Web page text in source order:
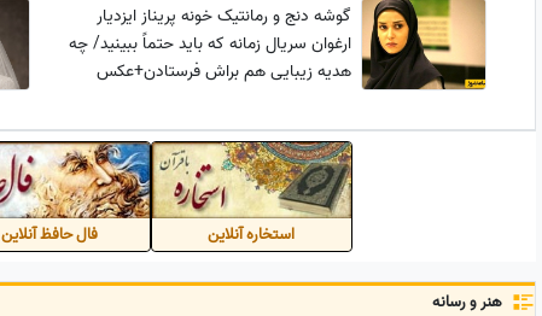
گوشه دنج و رمانتیک خونه پریناز ایزدیار
ارغوان سریال زمانه که باید حتماً ببینید/ چه
هدیه زیبایی هم براش فرستادن+عکس
استخاره آنلاین فال حافظ آنلاین
هنر و رسانه